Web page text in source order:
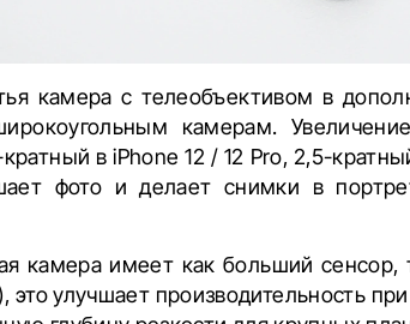
камера с телеобъективом в
камерам.
в iPhone 12 / 12 Pro, 2,5-
фото и делает снимки в
камера имеет как больший
это улучшает производительность